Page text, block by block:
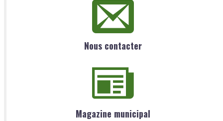
Nous contacter
Magazine municipal